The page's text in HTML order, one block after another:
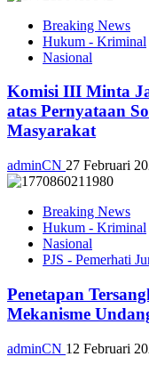
Breaking News
Hukum - Kriminal
Nasional
Komisi III Minta
atas Pernyataan
Masyarakat
adminCN 27 Februari
Breaking News
Hukum - Kriminal
Nasional
PJS - Pemerhati
Penetapan
Mekanisme
adminCN 12 Februari